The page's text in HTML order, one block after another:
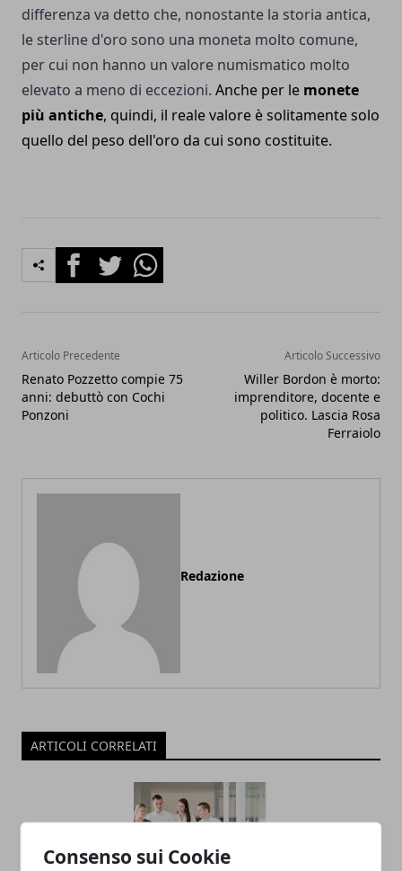
Consenso sui Cookie
differenza va detto che, nonostante la storia antica,
le sterline d'oro sono una moneta molto comune,
per cui non hanno un valore numismatico molto
elevato a meno di eccezioni. Anche per le monete
più antiche, quindi, il reale valore è solitamente solo
quello del peso dell'oro da cui sono costituite.
FacebookTwitterWhatsapp
Articolo Precedente
Renato Pozzetto compie 75
anni: debuttò con Cochi
Ponzoni
Articolo Successivo
Willer Bordon è morto:
imprenditore, docente e
politico. Lascia Rosa
Ferraiolo
Redazione
ARTICOLI CORRELATI